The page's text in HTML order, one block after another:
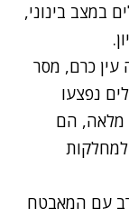
במצב בינוני,
עין כרם, מסר
נפצעו
מלאה, הם
למחלקות
עם המאבטח